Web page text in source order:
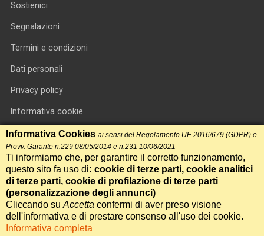
Sostienici
Segnalazioni
Termini e condizioni
Dati personali
Privacy policy
Informativa cookie
RSS feed
RSS Top News
Contatti
International Communication S.r.l. • P.IVA 14478081004 • Testata
giornalistica n.191, reg. Tribunale di Roma del 14/12/2017
Informativa Cookies ai sensi del Regolamento UE 2016/679 (GDPR) e
Provv. Garante n.229 08/05/2014 e n.231 10/06/2021
Ti informiamo che, per garantire il corretto funzionamento,
questo sito fa uso di: cookie di terze parti, cookie analitici
di terze parti, cookie di profilazione di terze parti
(personalizzazione degli annunci)
Cliccando su Accetta confermi di aver preso visione
dell'informativa e di prestare consenso all'uso dei cookie.
Informativa completa